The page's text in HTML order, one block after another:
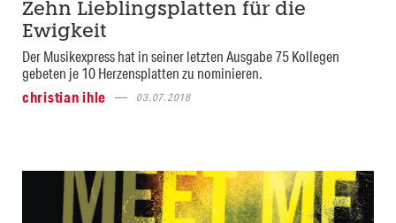
Zehn Lieblingsplatten für die
Ewigkeit
Der Musikexpress hat in seiner letzten Ausgabe 75 Kollegen
gebeten je 10 Herzensplatten zu nominieren.
christian ihle
03.07.2018